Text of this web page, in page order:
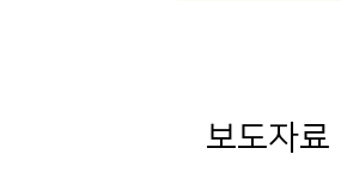
보도자료